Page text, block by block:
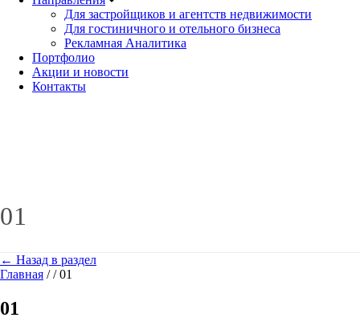
Для застройщиков и агентств недвижимости
Для гостиничного и отельного бизнеса
Рекламная Аналитика
Портфолио
Акции и новости
Контакты
01
← Назад в раздел
Главная //01
01